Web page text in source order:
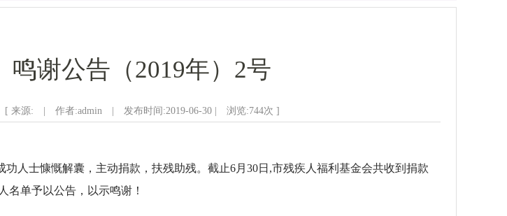
鸣谢公告（2019年）2号
[ 来源: | 作者:admin | 发布时间:2019-06-30 | 浏览:744次 ]
功人士慷慨解囊，主动捐款，扶残助残。截止6月30日,市残疾人福利基金会共收到捐款
名单予以公告，以示鸣谢！